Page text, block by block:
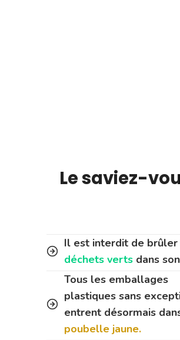
Le saviez-
Il est interdit de
déchets verts dans
Tous les emballages
plastiques sans
entrent désormais
poubelle jaune.